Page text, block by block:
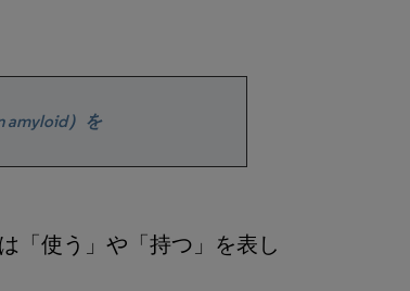
amyloid）を
「使う」や「持つ」を表し